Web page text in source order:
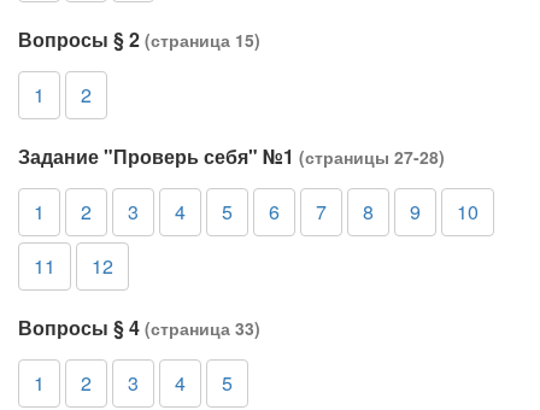
Вопросы § 2 (страница 15)
1 2
Задание "Проверь себя" №1 (страницы 27-28)
1 2 3 4 5 6 7 8 9
10
11
12
Вопросы § 4 (страница 33)
1 2 3 4 5